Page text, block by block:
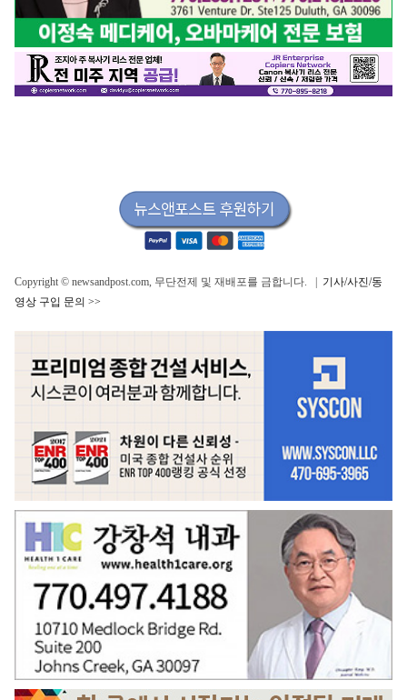
Copyright © newsandpost.com, 무단전제 및 재배포를 금합니다. | 기사/사진/동
영상 구입 문의 >>